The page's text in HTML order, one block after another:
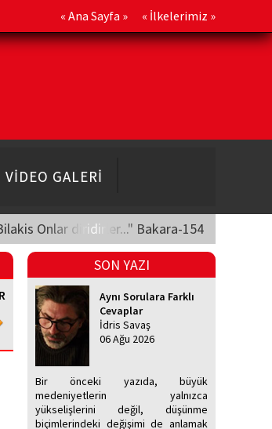
« Ana Sayfa » « İlkelerimiz »
VİDEO GALERİ
Onlar diridirler..." Bakara-154
SON YAZI
Aynı Sorulara Farklı
Cevaplar
İdris Savaş
06 Ağu 2026
Bir önceki yazıda, büyük
medeniyetlerin yalnızca
yükselişlerini değil, düşünme
biçimlerindeki değişimi de anlamak